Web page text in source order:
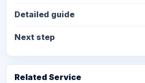
Detailed guide
Next step
Related Service